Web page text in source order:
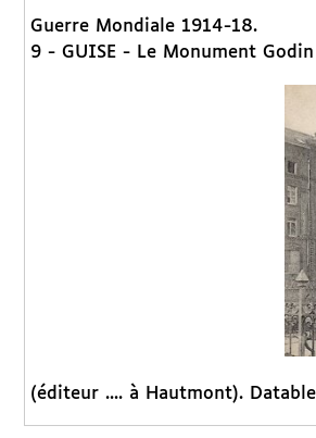
Guerre Mondiale 1914-18.
9 - GUISE - Le Monument
(éditeur .... à Hautmont).